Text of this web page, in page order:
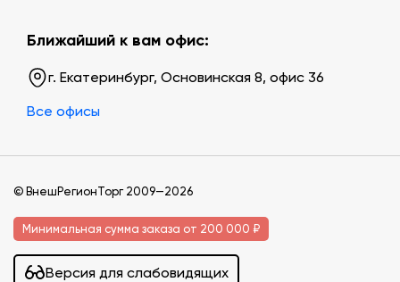
Ближайший к вам офис:
г. Екатеринбург, Основинская 8, офис 36
Все офисы
© ВнешРегионТорг 2009—2026
Минимальная сумма заказа от 200 000 ₽
Версия для слабовидящих